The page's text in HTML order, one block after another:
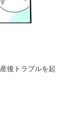
後トラブルを起